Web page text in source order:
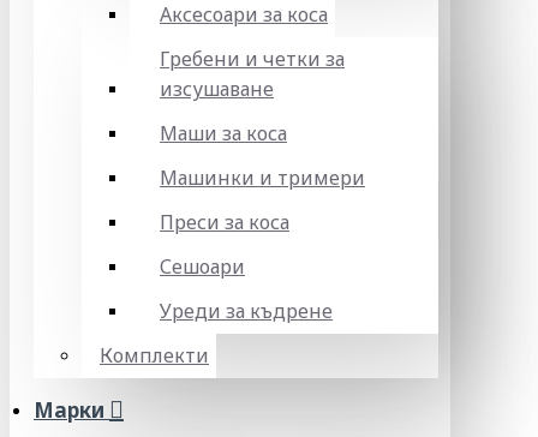
Аксесоари за коса
Гребени и четки за
изсушаване
Маши за коса
Машинки и тримери
Преси за коса
Сешоари
Уреди за къдрене
Комплекти
Марки